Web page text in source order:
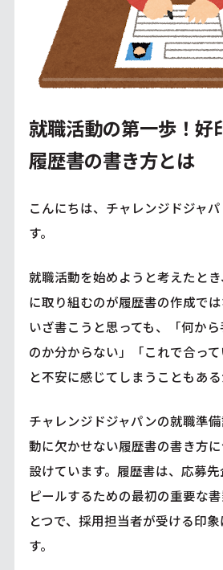
就職活動の第一歩！好
履歴書の書き方とは
こんにちは、チャレンジドジャ
す。
就職活動を始めようと考えたと
に取り組むのが履歴書の作成では
いざ書こうと思っても、「何か
のか分からない」「これで合って
と不安に感じてしまうこともある
チャレンジドジャパンの就職準
動に欠かせない履歴書の書き方
設けています。履歴書は、応募
ピールするための最初の重要な
とつで、採用担当者が受ける印
す。